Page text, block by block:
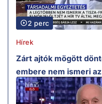
2 perc
Hírek
Zárt ajtók mögött
embere nem ismeri